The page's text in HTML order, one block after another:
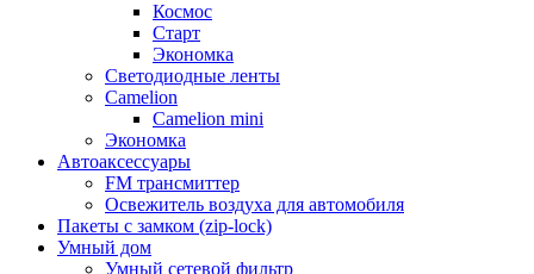
Космос
Старт
Экономка
Светодиодные ленты
Camelion
Camelion mini
Экономка
Автоаксессуары
FM трансмиттер
Освежитель воздуха для автомобиля
Пакеты с замком (zip-lock)
Умный дом
Умный сетевой фильтр